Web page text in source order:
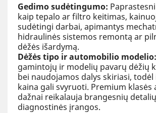
Gedimo sudėtingumo:
kaip tepalo ar filtro keitimas,
sudėtingi darbai, apimantys
hidraulinės sistemos remontą ar
dėžės išardymą.
Dėžės tipo ir automobilio modelio:
gamintojų ir modelių pavarų dėžių
bei naudojamos dalys skiriasi,
kaina gali svyruoti. Premium klasės
dažnai reikalauja brangesnių
diagnostinės įrangos.